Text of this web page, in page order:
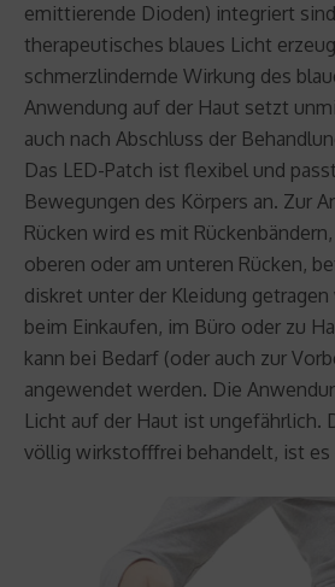
emittierende Dioden) integriert
therapeutisches blaues Licht
schmerzlindernde Wirkung des
Anwendung auf der Haut setzt
auch nach Abschluss der
Das LED-Patch ist flexibel und
Bewegungen des Körpers an. Zur
Rücken wird es mit
oberen oder am unteren Rücken,
diskret unter der Kleidung
beim Einkaufen, im Büro oder zu
kann bei Bedarf (oder auch zur
angewendet werden. Die
Licht auf der Haut ist ungefährlich.
völlig wirkstofffrei behandelt, ist es